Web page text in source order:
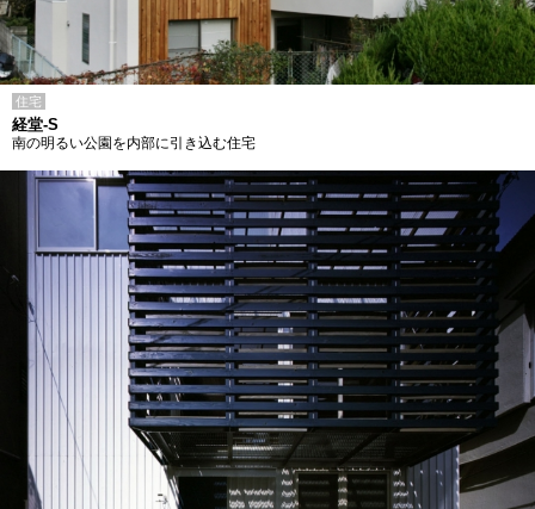
住宅
経堂-S
南の明るい公園を内部に引き込む住宅